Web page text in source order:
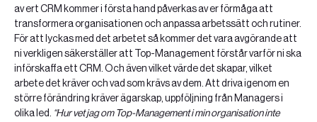
av ert CRM kommer i första hand påverkas av er förmåga att
transformera organisationen och anpassa arbetssätt och rutiner.
För att lyckas med det arbetet så kommer det vara avgörande att
ni verkligen säkerställer att Top-Management förstår varför ni ska
införskaffa ett CRM. Och även vilket värde det skapar, vilket
arbete det kräver och vad som krävs av dem. Att driva igenom en
större förändring kräver ägarskap, uppföljning från Managers i
olika led.
“Hur vet jag om Top-Management i min organisation inte